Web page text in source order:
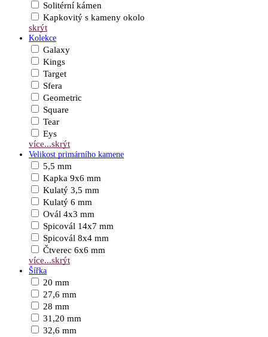
Solitérní kámen
Kapkovitý s kameny okolo
skrýt
Kolekce
Galaxy
Kings
Target
Sfera
Geometric
Square
Tear
Eys
více...skrýt
Velikost primárního kamene
5,5 mm
Kapka 9x6 mm
Kulatý 3,5 mm
Kulatý 6 mm
Ovál 4x3 mm
Spicovál 14x7 mm
Spicovál 8x4 mm
Čtverec 6x6 mm
více...skrýt
Šířka
20 mm
27,6 mm
28 mm
31,20 mm
32,6 mm